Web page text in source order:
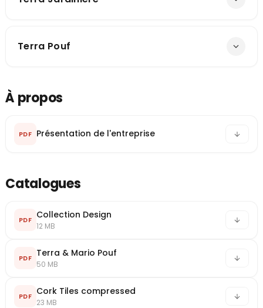
Terra Pouf
À propos
PDF Présentation de l'entreprise
Catalogues
PDF Collection Design
12 MB
PDF Terra & Mario Pouf
50 MB
PDF Cork Tiles compressed
23 MB